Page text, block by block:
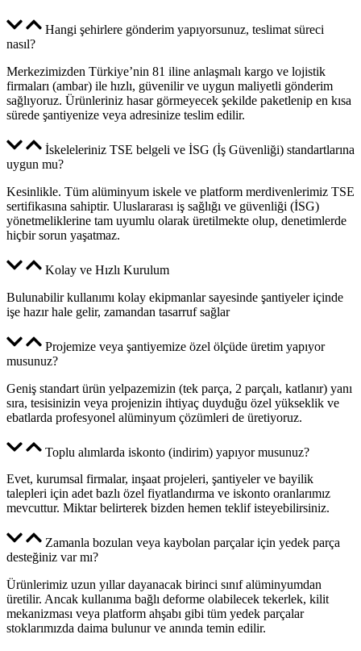
Hangi şehirlere gönderim yapıyorsunuz, teslimat süreci
nasıl?
Merkezimizden Türkiye’nin 81 iline anlaşmalı kargo ve lojistik
firmaları (ambar) ile hızlı, güvenilir ve uygun maliyetli gönderim
sağlıyoruz. Ürünleriniz hasar görmeyecek şekilde paketlenip en kısa
sürede şantiyenize veya adresinize teslim edilir.
İskeleleriniz TSE belgeli ve İSG (İş Güvenliği) standartlarına
uygun mu?
Kesinlikle. Tüm alüminyum iskele ve platform merdivenlerimiz TSE
sertifikasına sahiptir. Uluslararası iş sağlığı ve güvenliği (İSG)
yönetmeliklerine tam uyumlu olarak üretilmekte olup, denetimlerde
hiçbir sorun yaşatmaz.
Kolay ve Hızlı Kurulum
Bulunabilir kullanımı kolay ekipmanlar sayesinde şantiyeler içinde
işe hazır hale gelir, zamandan tasarruf sağlar
Projemize veya şantiyemize özel ölçüde üretim yapıyor
musunuz?
Geniş standart ürün yelpazemizin (tek parça, 2 parçalı, katlanır) yanı
sıra, tesisinizin veya projenizin ihtiyaç duyduğu özel yükseklik ve
ebatlarda profesyonel alüminyum çözümleri de üretiyoruz.
Toplu alımlarda iskonto (indirim) yapıyor musunuz?
Evet, kurumsal firmalar, inşaat projeleri, şantiyeler ve bayilik
talepleri için adet bazlı özel fiyatlandırma ve iskonto oranlarımız
mevcuttur. Miktar belirterek bizden hemen teklif isteyebilirsiniz.
Zamanla bozulan veya kaybolan parçalar için yedek parça
desteğiniz var mı?
Ürünlerimiz uzun yıllar dayanacak birinci sınıf alüminyumdan
üretilir. Ancak kullanıma bağlı deforme olabilecek tekerlek, kilit
mekanizması veya platform ahşabı gibi tüm yedek parçalar
stoklarımızda daima bulunur ve anında temin edilir.